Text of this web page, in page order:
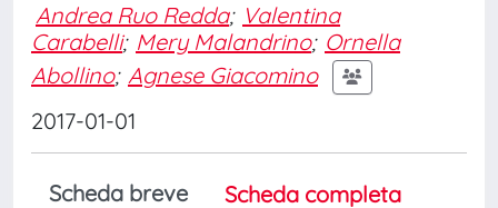
Andrea Ruo Redda; Valentina
Carabelli; Mery Malandrino; Ornella
Abollino; Agnese Giacomino
2017-01-01
Scheda breve
Scheda completa